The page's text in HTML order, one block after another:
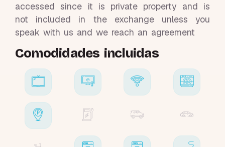
accessed since it is private property and is
not included in the exchange unless you
speak with us and we reach an agreement
Comodidades incluidas